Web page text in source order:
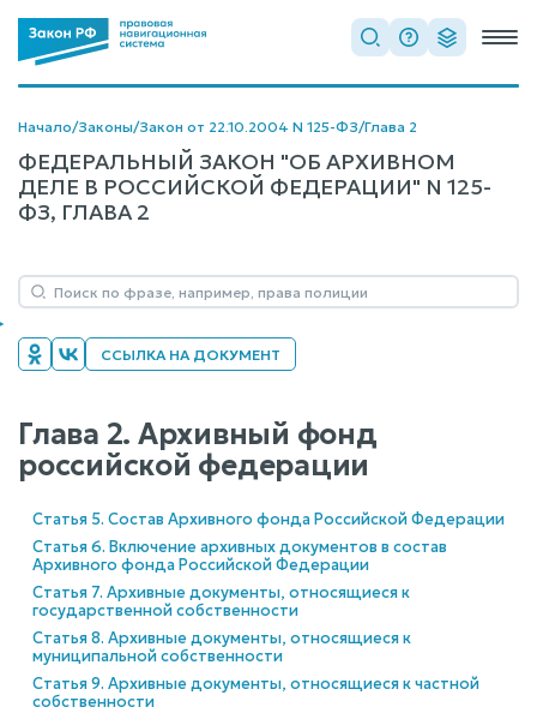
Начало/Законы/Закон от 22.10.2004 N 125-ФЗ/Глава 2
ФЕДЕРАЛЬНЫЙ ЗАКОН "ОБ АРХИВНОМ
ДЕЛЕ В РОССИЙСКОЙ ФЕДЕРАЦИИ" N 125-
ФЗ, ГЛАВА 2
ССЫЛКА НА ДОКУМЕНТ
Глава 2. Архивный фонд
российской федерации
Статья 5. Состав Архивного фонда Российской Федерации
Статья 6. Включение архивных документов в состав
Архивного фонда Российской Федерации
Статья 7. Архивные документы, относящиеся к
государственной собственности
Статья 8. Архивные документы, относящиеся к
муниципальной собственности
Статья 9. Архивные документы, относящиеся к частной
собственности